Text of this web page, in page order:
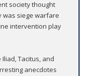
society thought
was siege warfare
intervention play
Tacitus, and
anecdotes